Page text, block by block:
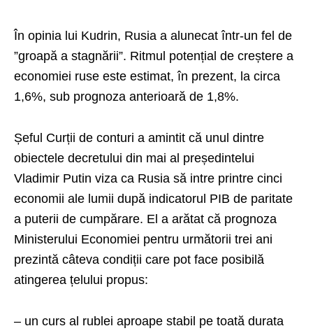
În opinia lui Kudrin, Rusia a alunecat într-un fel de
”groapă a stagnării”. Ritmul potențial de creștere a
economiei ruse este estimat, în prezent, la circa
1,6%, sub prognoza anterioară de 1,8%.
Șeful Curții de conturi a amintit că unul dintre
obiectele decretului din mai al președintelui
Vladimir Putin viza ca Rusia să intre printre cinci
economii ale lumii după indicatorul PIB de paritate
a puterii de cumpărare. El a arătat că prognoza
Ministerului Economiei pentru următorii trei ani
prezintă câteva condiții care pot face posibilă
atingerea țelului propus:
– un curs al rublei aproape stabil pe toată durata